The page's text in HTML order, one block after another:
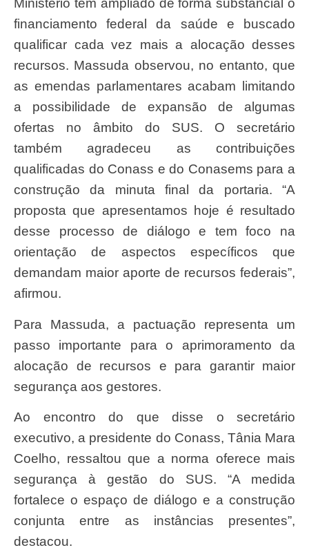
Ministério tem ampliado de forma substancial o
financiamento federal da saúde e buscado
qualificar cada vez mais a alocação desses
recursos. Massuda observou, no entanto, que
as emendas parlamentares acabam limitando
a possibilidade de expansão de algumas
ofertas no âmbito do SUS. O secretário
também agradeceu as contribuições
qualificadas do Conass e do Conasems para a
construção da minuta final da portaria. “A
proposta que apresentamos hoje é resultado
desse processo de diálogo e tem foco na
orientação de aspectos específicos que
demandam maior aporte de recursos federais”,
afirmou.
Para Massuda, a pactuação representa um
passo importante para o aprimoramento da
alocação de recursos e para garantir maior
segurança aos gestores.
Ao encontro do que disse o secretário
executivo, a presidente do Conass, Tânia Mara
Coelho, ressaltou que a norma oferece mais
segurança à gestão do SUS. “A medida
fortalece o espaço de diálogo e a construção
conjunta entre as instâncias presentes”,
destacou.